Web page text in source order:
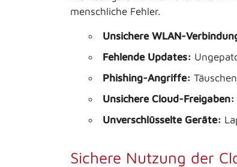
menschliche Fehler.
Unsichere WLAN-
Fehlende Updates:
Phishing-Angriffe:
Unsichere Cloud-Freigaben:
Unverschlüsselte Geräte:
Sichere Nutzung der